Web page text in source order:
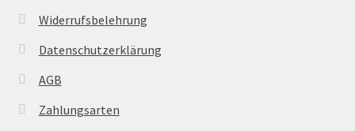
Widerrufsbelehrung
Datenschutzerklärung
AGB
Zahlungsarten